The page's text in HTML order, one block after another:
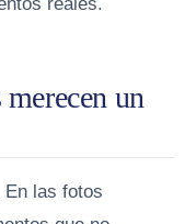
un
En las fotos